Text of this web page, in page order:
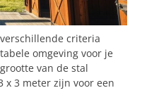
criteria
omgeving voor je
van de stal
x 3 meter zijn voor een